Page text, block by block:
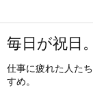
毎日が祝日。
仕事に疲れた人た
すめ。